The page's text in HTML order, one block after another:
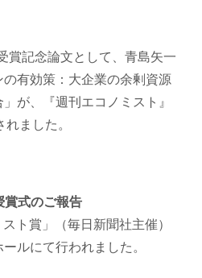
賞記念論文として、青島矢一
の有効策：大企業の余剰資源
が、『週刊エコノミスト』
ました。
賞式のご報告
ト賞」（毎日新聞社主催）
ルにて行われました。